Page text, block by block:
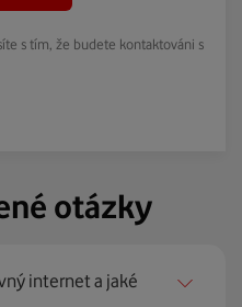
s tím, že budete kontaktováni s
otázky
internet a jaké